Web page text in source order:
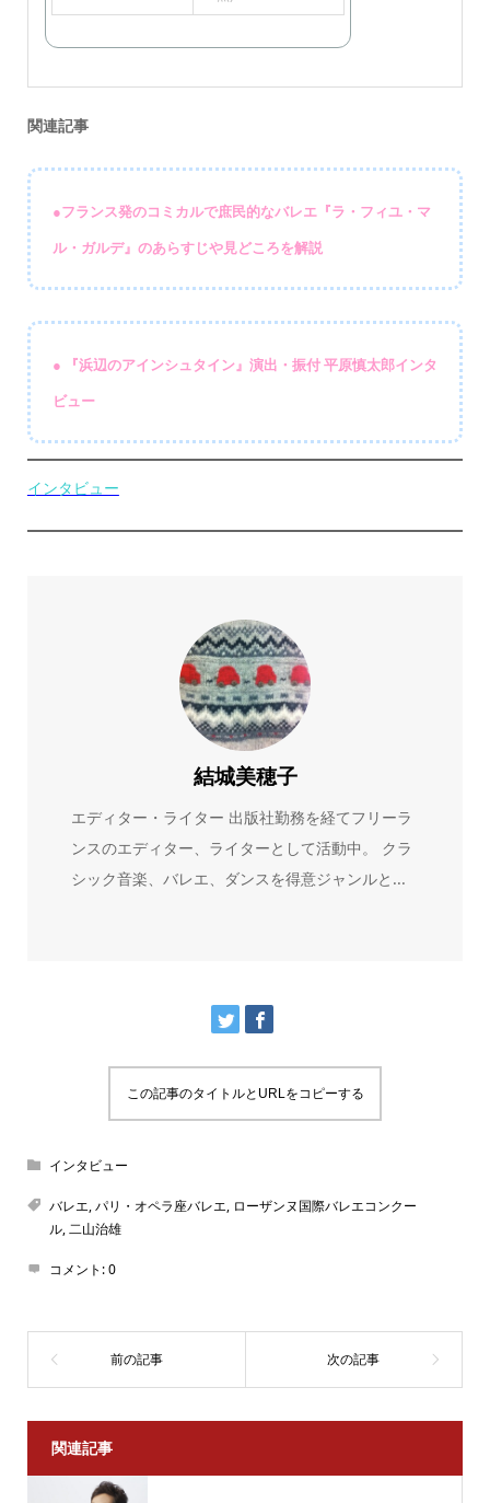
関連記事
●フランス発のコミカルで庶民的なバレエ『ラ・フィユ・マ
ル・ガルデ』のあらすじや見どころを解説
● 『浜辺のアインシュタイン』演出・振付 平原慎太郎インタ
ビュー
インタビュー
結城美穂子
エディター・ライター 出版社勤務を経てフリーラ
ンスのエディター、ライターとして活動中。 クラ
シック音楽、バレエ、ダンスを得意ジャンルと...
この記事のタイトルとURLをコピーする
インタビュー
バレエ,パリ・オペラ座バレエ, ローザンヌ国際バレエコンクー
ル,二山治雄
コメント:0
関連記事